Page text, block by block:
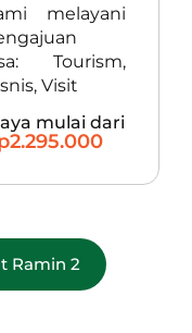
melayani
Tourism,
Visit
mulai dari
Ramin 2